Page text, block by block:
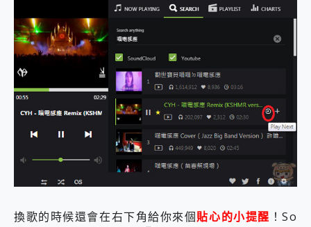
換歌的時候還會在右下角給你來個貼心的小提醒 ！So